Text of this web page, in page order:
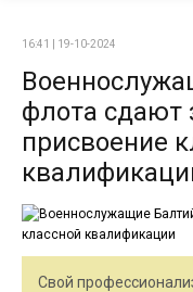
16:41 | 19-10-2024
флота сдают
присвоение
Свой